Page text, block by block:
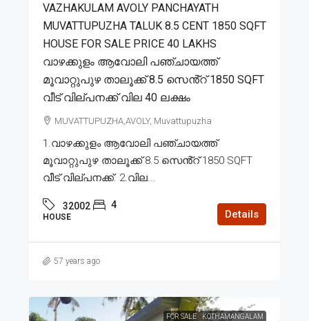
VAZHAKULAM AVOLY PANCHAYATH
MUVATTUPUZHA TALUK 8.5 CENT 1850 SQFT
HOUSE FOR SALE PRICE 40 LAKHS
വാഴക്കുളം ആവോലി പഞ്ചായത്ത്
മൂവാറ്റുപുഴ താലൂക്ക് 8.5 സെൻ്റ് 1850 SQFT
വീട് വില്പനക്ക് വില 40 ലക്ഷം
MUVATTUPUZHA,AVOLY, Muvattupuzha
1.വാഴക്കുളം ആവോലി പഞ്ചായത്ത്
മൂവാറ്റുപുഴ താലൂക്ക് 8.5 സെൻ്റ് 1850 SQFT
വീട് വില്പനക്ക്. 2.വില...
32002 4
HOUSE Details
57 years ago
FOR SALE KOTHAMANGALAM